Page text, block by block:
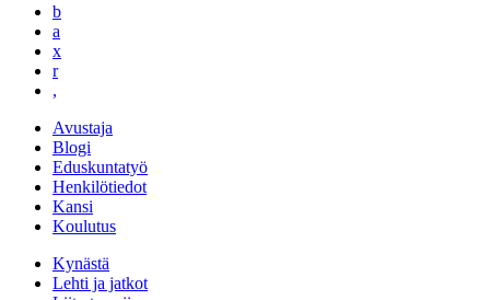
b
a
x
r
,
Avustaja
Blogi
Eduskuntatyö
Henkilötiedot
Kansi
Koulutus
Kynästä
Lehti ja jatkot